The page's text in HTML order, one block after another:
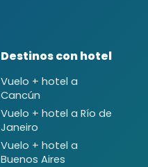
Destinos con hotel
Vuelo + hotel a
Cancún
Vuelo + hotel a Río de
Janeiro
Vuelo + hotel a
Buenos Aires